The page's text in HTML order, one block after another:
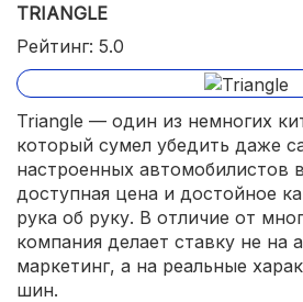
TRIANGLE
Рейтинг: 5.0
Triangle — один из немногих
который сумел убедить даже
настроенных автомобилистов
доступная цена и достойное
рука об руку. В отличие от
компания делает ставку не на
маркетинг, а на реальные
шин.